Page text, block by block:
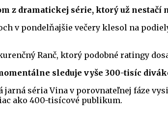
z dramatickej série, ktorý už nestačí
v pondelňajšie večery klesol na
Ranč, ktorý podobné ratingy
sleduje vyše 300-tisíc
jarná séria Vina v porovnateľnej fáze
ako 400-tisícové publikum.